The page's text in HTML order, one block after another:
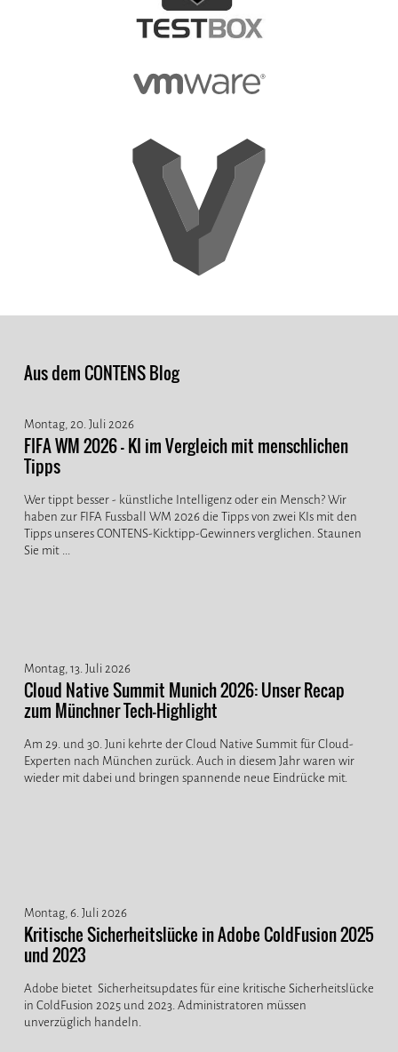
Aus dem CONTENS Blog
Montag, 20. Juli 2026
FIFA WM 2026 - KI im Vergleich mit menschlichen
Tipps
Wer tippt besser - künstliche Intelligenz oder ein Mensch? Wir
haben zur FIFA Fussball WM 2026 die Tipps von zwei KIs mit den
Tipps unseres CONTENS-Kicktipp-Gewinners verglichen. Staunen
Sie mit ...
Montag, 13. Juli 2026
Cloud Native Summit Munich 2026: Unser Recap
zum Münchner Tech-Highlight
Am 29. und 30. Juni kehrte der Cloud Native Summit für Cloud-
Experten nach München zurück. Auch in diesem Jahr waren wir
wieder mit dabei und bringen spannende neue Eindrücke mit.
Montag, 6. Juli 2026
Kritische Sicherheitslücke in Adobe ColdFusion 2025
und 2023
Adobe bietet Sicherheitsupdates für eine kritische Sicherheitslücke
in ColdFusion 2025 und 2023. Administratoren müssen
unverzüglich handeln.